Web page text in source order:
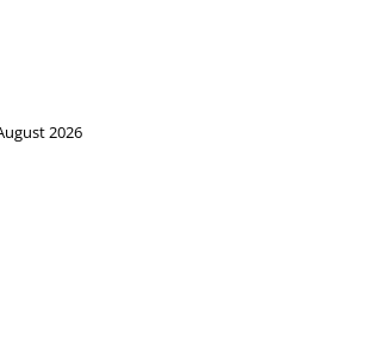
2026